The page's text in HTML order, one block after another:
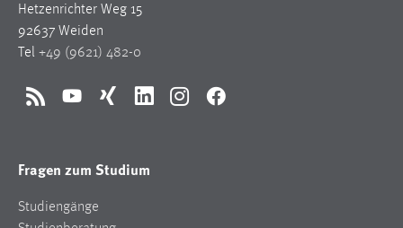
Hetzenrichter Weg 15
92637 Weiden
Tel +49 (9621) 482-0
RSS YouTubeXing LinkedInInstagramFacebook
Fragen zum Studium
Studiengänge